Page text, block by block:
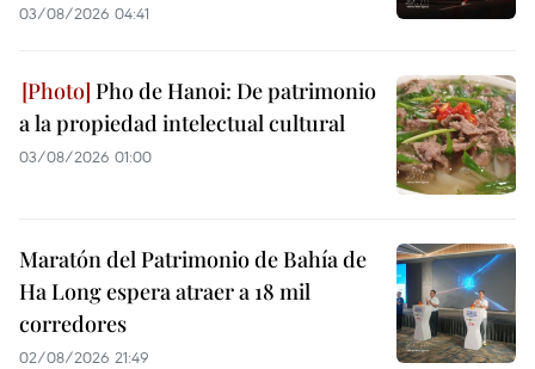
03/08/2026 04:41
Pho de Hanoi: De patrimonio
a la propiedad intelectual cultural
03/08/2026 01:00
Maratón del Patrimonio de Bahía de
Ha Long espera atraer a 18 mil
corredores
02/08/2026 21:49